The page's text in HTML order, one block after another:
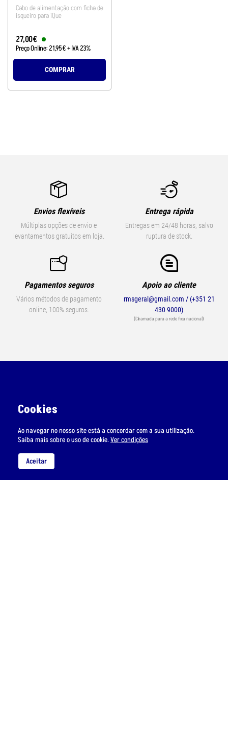
Cabo de alimentação com ficha de
isqueiro para iQue
27,00€
Preço Online: 21,95€+ IVA 23%
COMPRAR
Envios flexíveis
Múltiplas opções de envio e
levantamentos gratuitos em loja.
Entrega rápida
Entregas em 24/48 horas, salvo
ruptura de stock.
Pagamentos seguros
Vários métodos de pagamento
online, 100% seguros.
Apoio ao cliente
rmsgeral@gmail.com / (+351 21
430 9000)
(Chamada para a rede fixa nacional)
A RMS
Contactos
Quem somos
Condições de Envio
Condições de Uso
Métodos de pagamento
Cookies
Ao navegar no nosso site está a concordar com a sua utilização.
Saiba mais sobre o uso de cookie.Ver condições
Aceitar